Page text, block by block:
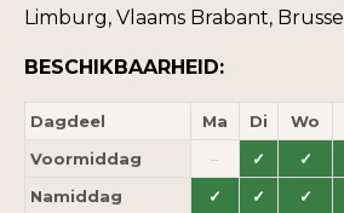
Limburg, Vlaams Brabant, Brussel
BESCHIKBAARHEID:
Dagdeel Ma Di Wo
Voormiddag
– ✓ ✓
Namiddag
✓ ✓ ✓